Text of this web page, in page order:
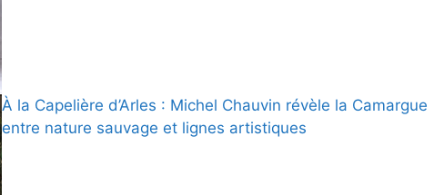
À la Capelière d’Arles : Michel Chauvin révèle la Camargue
entre nature sauvage et lignes artistiques